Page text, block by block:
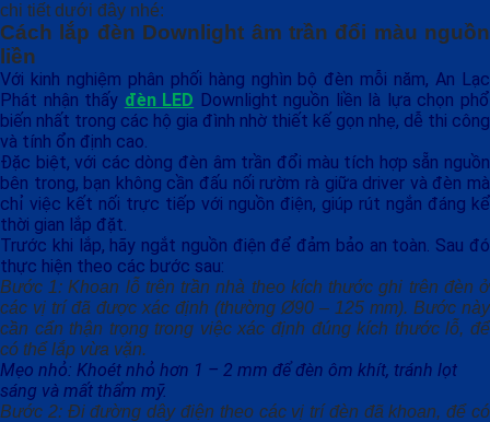
chi tiết dưới đây nhé:
Cách lắp đèn Downlight âm trần đổi màu nguồn
liền
Với kinh nghiệm phân phối hàng nghìn bộ đèn mỗi năm, An Lạc
Phát nhận thấy đèn LED Downlight nguồn liền là lựa chọn phổ
biến nhất trong các hộ gia đình nhờ thiết kế gọn nhẹ, dễ thi công
và tính ổn định cao.
Đặc biệt, với các dòng đèn âm trần đổi màu tích hợp sẵn nguồn
bên trong, bạn không cần đấu nối rườm rà giữa driver và đèn mà
chỉ việc kết nối trực tiếp với nguồn điện, giúp rút ngắn đáng kể
thời gian lắp đặt.
Trước khi lắp, hãy ngắt nguồn điện để đảm bảo an toàn. Sau đó
thực hiện theo các bước sau:
Bước 1: Khoan lỗ trên trần nhà theo kích thước ghi trên đèn ở
các vị trí đã được xác định (thường Ø90 – 125 mm). Bước này
cần cẩn thận trọng trong việc xác định đúng kích thước lỗ, để
có thể lắp vừa vặn.
Mẹo nhỏ: Khoét nhỏ hơn 1 – 2 mm để đèn ôm khít, tránh lọt
sáng và mất thẩm mỹ.
Bước 2: Đi đường dây điện theo các vị trí đèn đã khoan, để có